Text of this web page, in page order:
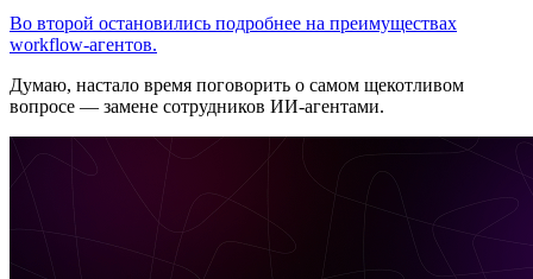
Во второй остановились подробнее на преимуществах
workflow-агентов.
Думаю, настало время поговорить о самом щекотливом
вопросе — замене сотрудников ИИ-агентами.